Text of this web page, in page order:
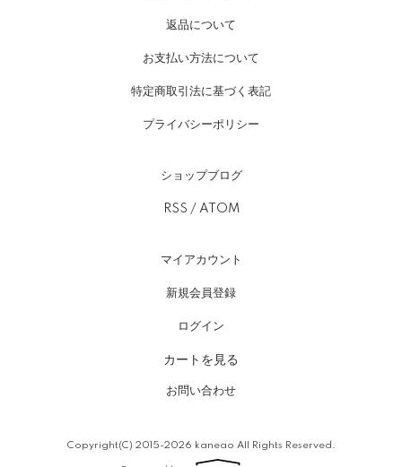
返品について
お支払い方法について
特定商取引法に基づく表記
プライバシーポリシー
ショップブログ
RSS / ATOM
マイアカウント
新規会員登録
ログイン
カートを見る
お問い合わせ
Copyright(C) 2015-2026 kaneao All Rights Reserved.